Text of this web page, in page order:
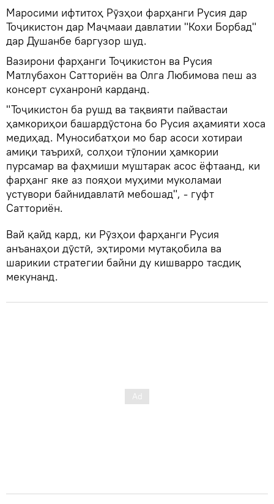
Маросими ифтитоҳ Рӯзҳои фарҳанги Русия дар
Тоҷикистон дар Маҷмааи давлатии "Кохи Борбад"
дар Душанбе баргузор шуд.
Вазирони фарҳанги Тоҷикистон ва Русия
Матлубахон Сатториён ва Олга Любимова пеш аз
консерт суханронӣ карданд.
"Тоҷикистон ба рушд ва тақвияти пайвастаи
ҳамкориҳои башардӯстона бо Русия аҳамияти хоса
медиҳад. Муносибатҳои мо бар асоси хотираи
амиқи таърихӣ, солҳои тӯлонии ҳамкории
пурсамар ва фаҳмиши муштарак асос ёфтаанд, ки
фарҳанг яке аз пояҳои муҳими муколамаи
устувори байнидавлатӣ мебошад", - гуфт
Сатториён.
Вай қайд кард, ки Рӯзҳои фарҳанги Русия
анъанаҳои дӯстӣ, эҳтироми мутақобила ва
шарикии стратегии байни ду кишварро тасдиқ
мекунанд.